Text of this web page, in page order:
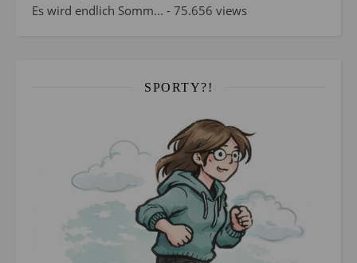
Es wird endlich Somm... - 75.656 views
SPORTY?!